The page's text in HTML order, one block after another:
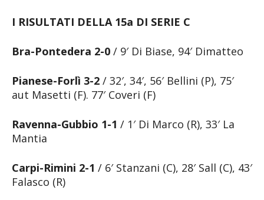
I RISULTATI DELLA 15a DI SERIE C
Bra-Pontedera 2-0 / 9′ Di Biase, 94′ Dimatteo
Pianese-Forlì 3-2 / 32′, 34′, 56′ Bellini (P), 75′
aut Masetti (F). 77′ Coveri (F)
Ravenna-Gubbio 1-1 / 1′ Di Marco (R), 33′ La
Mantia
Carpi-Rimini 2-1 / 6′ Stanzani (C), 28′ Sall (C), 43′
Falasco (R)